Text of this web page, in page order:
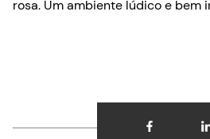
rosa. Um ambiente lúdico e bem